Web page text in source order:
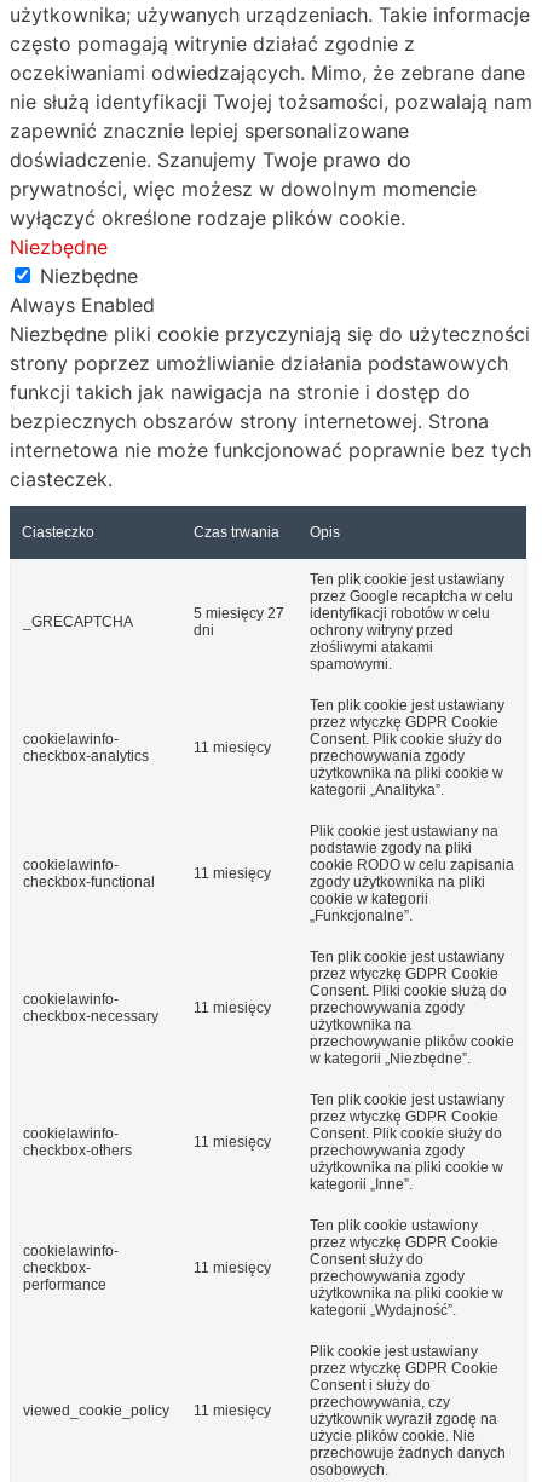
użytkownika; używanych urządzeniach. Takie informacje
często pomagają witrynie działać zgodnie z
oczekiwaniami odwiedzających. Mimo, że zebrane dane
nie służą identyfikacji Twojej tożsamości, pozwalają nam
zapewnić znacznie lepiej spersonalizowane
doświadczenie. Szanujemy Twoje prawo do
prywatności, więc możesz w dowolnym momencie
wyłączyć określone rodzaje plików cookie.
Niezbędne
Niezbędne
Always Enabled
Niezbędne pliki cookie przyczyniają się do użyteczności
strony poprzez umożliwianie działania podstawowych
funkcji takich jak nawigacja na stronie i dostęp do
bezpiecznych obszarów strony internetowej. Strona
internetowa nie może funkcjonować poprawnie bez tych
ciasteczek.
Ciasteczko Czas trwania Opis
_GRECAPTCHA
5 miesięcy 27
dni
Ten plik cookie jest ustawiany
przez Google recaptcha w celu
identyfikacji robotów w celu
ochrony witryny przed
złośliwymi atakami
spamowymi.
cookielawinfo-
checkbox-analytics
11 miesięcy
Ten plik cookie jest ustawiany
przez wtyczkę GDPR Cookie
Consent. Plik cookie służy do
przechowywania zgody
użytkownika na pliki cookie w
kategorii „Analityka”.
cookielawinfo-
checkbox-functional
11 miesięcy
Plik cookie jest ustawiany na
podstawie zgody na pliki
cookie RODO w celu zapisania
zgody użytkownika na pliki
cookie w kategorii
„Funkcjonalne”.
cookielawinfo-
checkbox-necessary
11 miesięcy
Ten plik cookie jest ustawiany
przez wtyczkę GDPR Cookie
Consent. Pliki cookie służą do
przechowywania zgody
użytkownika na
przechowywanie plików cookie
w kategorii „Niezbędne”.
cookielawinfo-
checkbox-others
11 miesięcy
Ten plik cookie jest ustawiany
przez wtyczkę GDPR Cookie
Consent. Plik cookie służy do
przechowywania zgody
użytkownika na pliki cookie w
kategorii „Inne”.
cookielawinfo-
checkbox-
performance
11 miesięcy
Ten plik cookie ustawiony
przez wtyczkę GDPR Cookie
Consent służy do
przechowywania zgody
użytkownika na pliki cookie w
kategorii „Wydajność”.
viewed_cookie_policy 11 miesięcy
Plik cookie jest ustawiany
przez wtyczkę GDPR Cookie
Consent i służy do
przechowywania, czy
użytkownik wyraził zgodę na
użycie plików cookie. Nie
przechowuje żadnych danych
osobowych.